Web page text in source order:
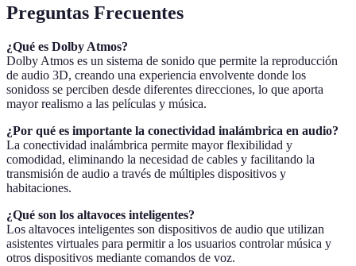
Preguntas Frecuentes
¿Qué es Dolby Atmos?
Dolby Atmos es un sistema de sonido que permite la reproducción
de audio 3D, creando una experiencia envolvente donde los
sonidoss se perciben desde diferentes direcciones, lo que aporta
mayor realismo a las películas y música.
¿Por qué es importante la conectividad inalámbrica en audio?
La conectividad inalámbrica permite mayor flexibilidad y
comodidad, eliminando la necesidad de cables y facilitando la
transmisión de audio a través de múltiples dispositivos y
habitaciones.
¿Qué son los altavoces inteligentes?
Los altavoces inteligentes son dispositivos de audio que utilizan
asistentes virtuales para permitir a los usuarios controlar música y
otros dispositivos mediante comandos de voz.